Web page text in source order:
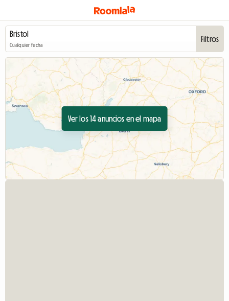
Cualquier fecha
Filtros
Ver los 14 anuncios en el mapa